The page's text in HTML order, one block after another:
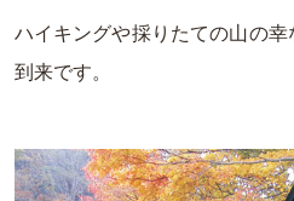
ハイキングや採りたての山の
到来です。